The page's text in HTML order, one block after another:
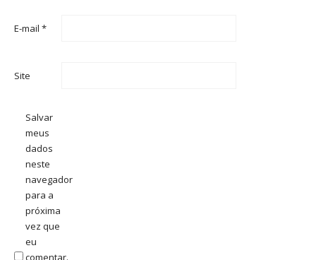
E-mail *
Site
Salvar
meus
dados
neste
navegador
para a
próxima
vez que
eu
comentar.